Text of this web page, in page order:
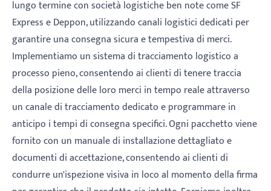
lungo termine con società logistiche ben note come SF
Express e Deppon, utilizzando canali logistici dedicati per
garantire una consegna sicura e tempestiva di merci.
Implementiamo un sistema di tracciamento logistico a
processo pieno, consentendo ai clienti di tenere traccia
della posizione delle loro merci in tempo reale attraverso
un canale di tracciamento dedicato e programmare in
anticipo i tempi di consegna specifici. Ogni pacchetto viene
fornito con un manuale di installazione dettagliato e
documenti di accettazione, consentendo ai clienti di
condurre un'ispezione visiva in loco al momento della firma